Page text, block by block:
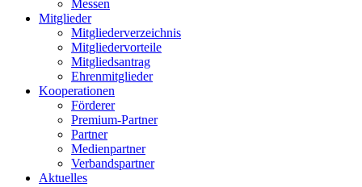
Messen
Mitglieder
Mitgliederverzeichnis
Mitgliedervorteile
Mitgliedsantrag
Ehrenmitglieder
Kooperationen
Förderer
Premium-Partner
Partner
Medienpartner
Verbandspartner
Aktuelles